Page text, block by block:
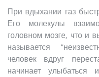
При вдыхании газ
Его молекулы
головном мозге, что и
называется
человек вдруг
начинает улыбаться